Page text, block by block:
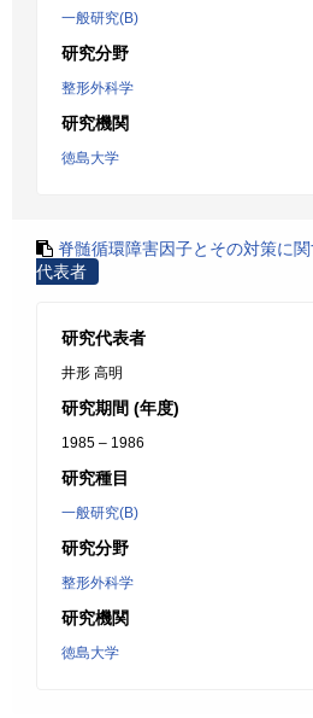
一般研究(B)
研究分野
整形外科学
研究機関
徳島大学
脊髄循環障害因子とその対策に
代表者
研究代表者
井形 高明
研究期間 (年度)
1985 – 1986
研究種目
一般研究(B)
研究分野
整形外科学
研究機関
徳島大学